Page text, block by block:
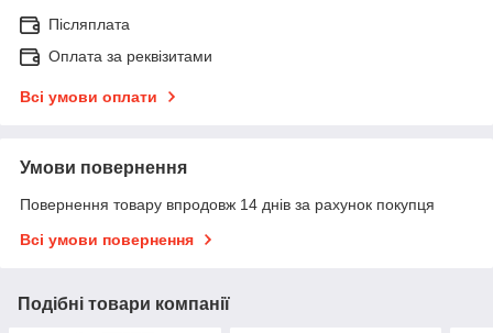
Післяплата
Оплата за реквізитами
Всі умови оплати
Умови повернення
Повернення товару впродовж 14 днів за рахунок покупця
Всі умови повернення
Подібні товари компанії